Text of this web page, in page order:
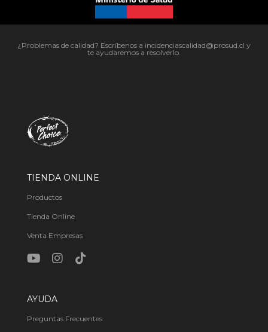
¿Problemas de calidad? Escríbenos a incidenciascalidad@prosud.cl y
te ayudaremos a resolverlo.
TIENDA ONLINE
Productos
Tienda Online
Venta Empresas
AYUDA
Preguntas Frecuentes